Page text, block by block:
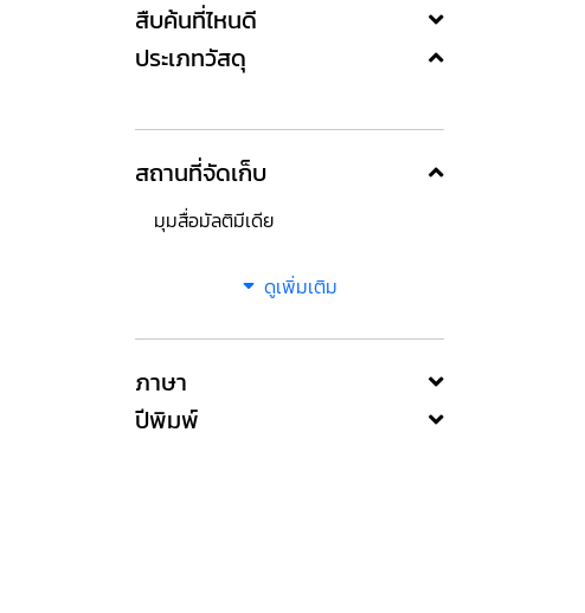
สืบค้นที่ไหนดี
ประเภทวัสดุ
สถานที่จัดเก็บ
มุมสื่อมัลติมีเดีย
ดูเพิ่มเติม
ภาษา
ปีพิมพ์